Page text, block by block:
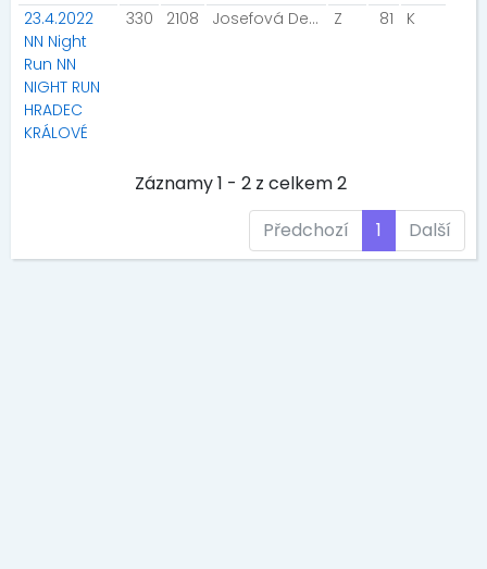
23.4.2022
NN Night
Run NN
NIGHT RUN
HRADEC
KRÁLOVÉ
330 2108 Josefová Denisa Z 81 K
Záznamy 1 - 2 z celkem 2
Předchozí
1 Další